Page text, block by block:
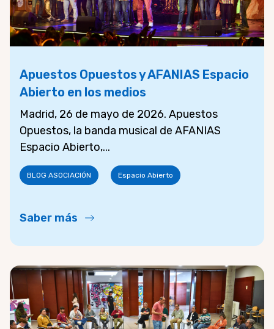
Apuestos Opuestos y AFANIAS Espacio
Abierto en los medios
Madrid, 26 de mayo de 2026. Apuestos
Opuestos, la banda musical de AFANIAS
Espacio Abierto,...
BLOG ASOCIACIÓN Espacio Abierto
Saber más